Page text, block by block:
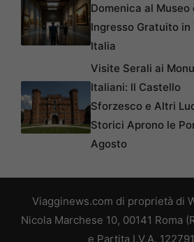
Domenica al Museo
Ingresso Gratuito in
Italia
Visite Serali ai
Italiani: Il Castello
Sforzesco e Altri
Storici Aprono le
Agosto
Viagginews.com di proprietà di
Nicola Marchese 10, 00141 Roma
e Partita I.V.A.